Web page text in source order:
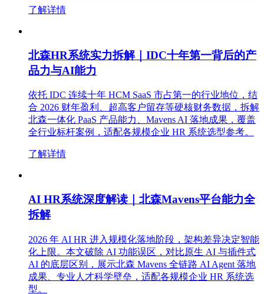
了解详情
北森HR系统实力拆解｜IDC十年第一背后的产
品力与AI能力
依托 IDC 连续十年 HCM SaaS 市占第一的行业地位，结
合 2026 财年盈利、超高客户留存等硬核财务数据，拆解
北森一体化 PaaS 产品能力、Mavens AI 落地成果，覆盖
全行业标杆案例，适配各规模企业 HR 系统选型参考。
了解详情
AI HR系统深度解读｜北森Mavens平台能力全
拆解
2026 年 AI HR 进入规模化落地阶段，架构差异决定智能
化上限。本文破除 AI 功能误区，对比原生 AI 与插件式
AI 的底层区别，展示北森 Mavens 全链路 AI Agent 落地
成果、专业人才科学壁垒，适配各规模企业 HR 系统选
型。